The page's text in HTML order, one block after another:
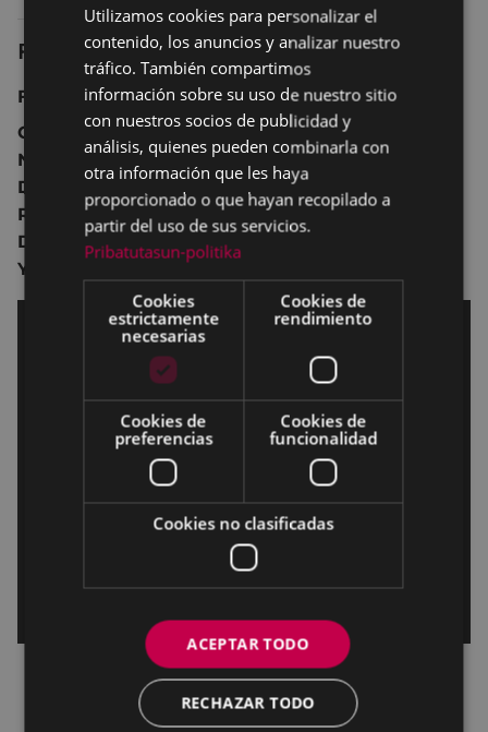
Ficha técnica
Francia 2020 108 min.
Comedia.
No recomendada para menores de 16 años.
Dirección:
Michaël Youn.
Reparto:
Arnaud Ducret
François-Xavier
Demaison
Audrey Fleurot
Youssef Hajdi
Gregoire Bonnet
BASQUE
SPANISH
Utilizamos cookies para personalizar el
contenido, los anuncios y analizar nuestro
tráfico. También compartimos
información sobre su uso de nuestro sitio
con nuestros socios de publicidad y
análisis, quienes pueden combinarla con
otra información que les haya
proporcionado o que hayan recopilado a
partir del uso de sus servicios.
Pribatutasun-politika
Cookies
estrictamente
necesarias
Cookies de
rendimiento
Cookies de
preferencias
Cookies de
funcionalidad
Cookies no clasificadas
ACEPTAR TODO
RECHAZAR TODO